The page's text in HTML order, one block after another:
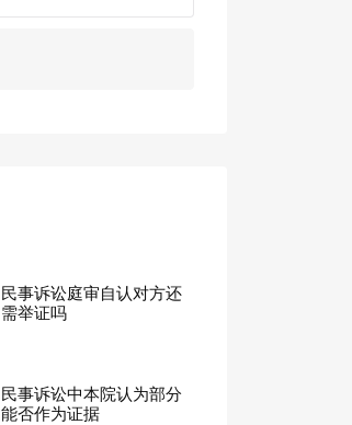
民事诉讼庭审自认对方还
需举证吗
民事诉讼中本院认为部分
能否作为证据